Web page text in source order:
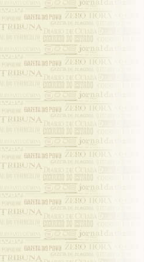
fase ao mesmo.
nos jornais. Estes
(Barbosa, 1956)
Barbosa.
Por fim,
pontos da obra A
Barbosa sobre o
2. O jornalismo
2.1. Rui Barbosa
Temos
outra, [...]:
uso que
os amigos
Rui
Não é sem
condição de
que teria "amado
biografia, em
empreendimentos
menos de vinte
acadêmicos, em